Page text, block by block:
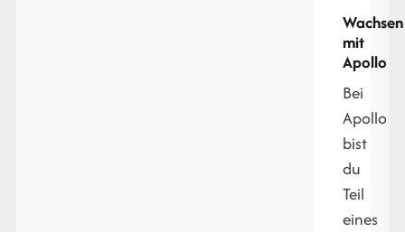
Wachsen
mit
Apollo
Bei
Apollo
bist
du
Teil
eines